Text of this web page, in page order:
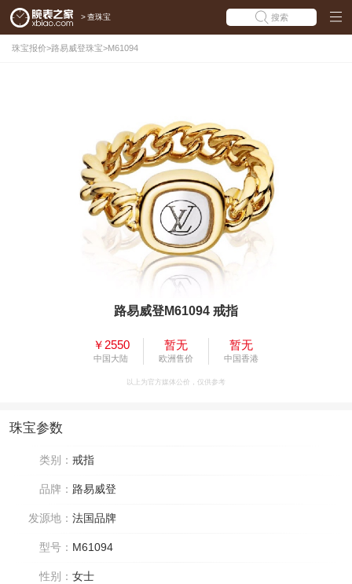
> 查珠宝 搜索
珠宝报价>路易威登珠宝>M61094
路易威登M61094 戒指
￥2550
中国大陆
暂无
欧洲售价
暂无
中国香港
以上为官方媒体公价，仅供参考
珠宝参数
类别： 戒指
品牌： 路易威登
发源地： 法国品牌
型号： M61094
性别： 女士